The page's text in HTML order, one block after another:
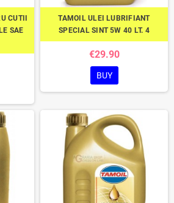
CUTII
SAE
TAMOIL ULEI LUBRIFIANT
SPECIAL SINT 5W 40 LT. 4
€29.90
BUY